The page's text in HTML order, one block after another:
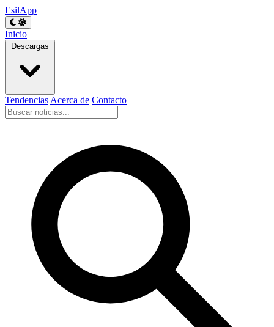
EsilApp
Inicio
Descargas
Tendencias Acerca de Contacto